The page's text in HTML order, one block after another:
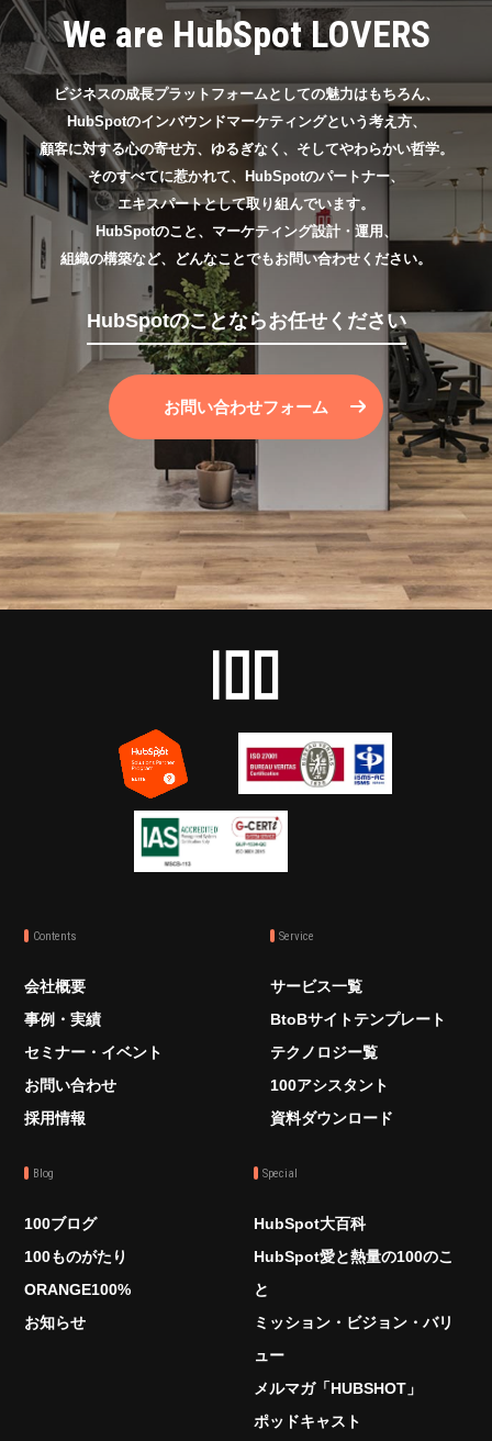
We are HubSpot LOVERS
ビジネスの成長プラットフォームとしての魅力はもちろん、
HubSpotのインバウンドマーケティングという考え方、
顧客に対する心の寄せ方、ゆるぎなく、そしてやわらかい哲学。
そのすべてに惹かれて、HubSpotのパートナー、
エキスパートとして取り組んでいます。
HubSpotのこと、マーケティング設計・運用、
組織の構築など、どんなことでもお問い合わせください。
HubSpotのことならお任せください
お問い合わせフォーム
Contents
会社概要
事例・実績
セミナー・イベント
お問い合わせ
採用情報
Service
サービス一覧
BtoBサイトテンプレート
テクノロジー覧
100アシスタント
資料ダウンロード
Blog
100ブログ
100ものがたり
ORANGE100%
お知らせ
Special
HubSpot大百科
HubSpot愛と熱量の100のこ
と
ミッション・ビジョン・バリ
ュー
メルマガ「HUBSHOT」
ポッドキャスト